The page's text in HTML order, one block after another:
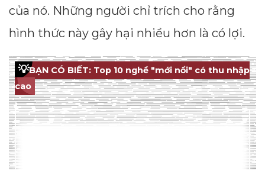
của nó. Những người chỉ trích cho rằng
hình thức này gây hại nhiều hơn là có lợi.
💡BẠN CÓ BIẾT: Top 10 nghề "mới nổi" có thu nhập
cao